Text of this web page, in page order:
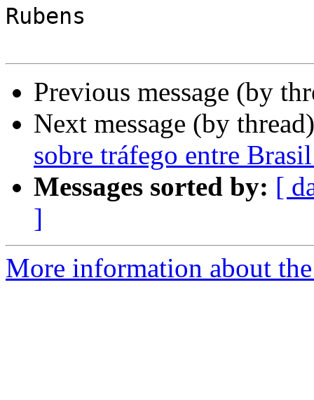
Rubens
Previous message (by
Next message (by
sobre tráfego entre
Messages sorted by: [
]
More information about